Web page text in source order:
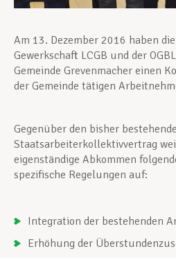
Am 13. Dezember 2016 haben
Gewerkschaft LCGB und der
Gemeinde Grevenmacher einen
der Gemeinde tätigen
Gegenüber den bisher
Staatsarbeiterkollektivvertrag
eigenständige Abkommen
spezifische Regelungen auf:
Integration der bestehenden
Erhöhung der